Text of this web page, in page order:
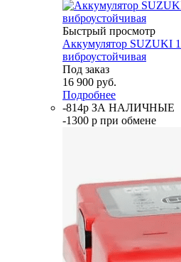
Быстрый просмотр
Аккумулятор SUZUKI
виброустойчивая
Под заказ
16 900 руб.
Подробнее
-814р ЗА НАЛИЧНЫЕ
-1300 р при обмене